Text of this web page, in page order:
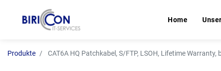
Home
Home
Produkte CAT6A HQ Patchkabel, S/FTP, LSOH, Lifetime Warranty,